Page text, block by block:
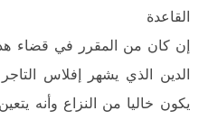
القاعدة
إن كان من المقرر في قضاء
الدين الذي يشهر إفلاس
يكون خاليا من النزاع وأنه